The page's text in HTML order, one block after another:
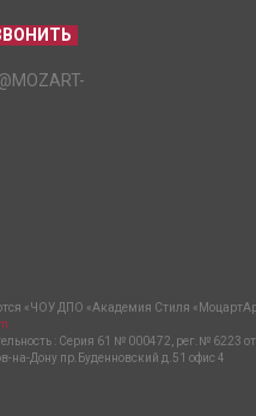
15
«ЧОУ ДПО «Академия Стиля
: Серия 61 № 000472, рег.№ 6223
на-Дону пр.Буденновский д.51 офис 4